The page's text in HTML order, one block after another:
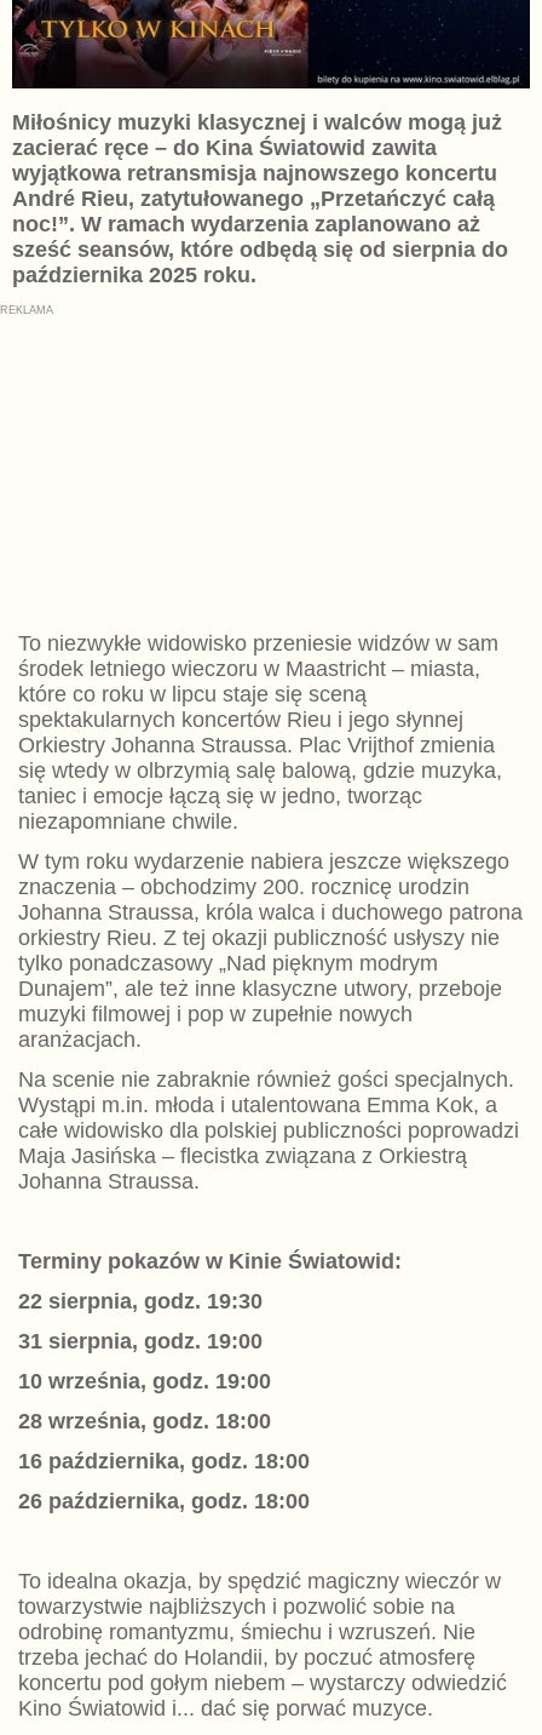
Miłośnicy muzyki klasycznej i walców mogą już
zacierać ręce – do Kina Światowid zawita
wyjątkowa retransmisja najnowszego koncertu
André Rieu, zatytułowanego „Przetańczyć całą
noc!”. W ramach wydarzenia zaplanowano aż
sześć seansów, które odbędą się od sierpnia do
października 2025 roku.
To niezwykłe widowisko przeniesie widzów w sam
środek letniego wieczoru w Maastricht – miasta,
które co roku w lipcu staje się sceną
spektakularnych koncertów Rieu i jego słynnej
Orkiestry Johanna Straussa. Plac Vrijthof zmienia
się wtedy w olbrzymią salę balową, gdzie muzyka,
taniec i emocje łączą się w jedno, tworząc
niezapomniane chwile.
W tym roku wydarzenie nabiera jeszcze większego
znaczenia – obchodzimy 200. rocznicę urodzin
Johanna Straussa, króla walca i duchowego patrona
orkiestry Rieu. Z tej okazji publiczność usłyszy nie
tylko ponadczasowy „Nad pięknym modrym
Dunajem”, ale też inne klasyczne utwory, przeboje
muzyki filmowej i pop w zupełnie nowych
aranżacjach.
Na scenie nie zabraknie również gości specjalnych.
Wystąpi m.in. młoda i utalentowana Emma Kok, a
całe widowisko dla polskiej publiczności poprowadzi
Maja Jasińska – flecistka związana z Orkiestrą
Johanna Straussa.
Terminy pokazów w Kinie Światowid:
22 sierpnia, godz. 19:30
31 sierpnia, godz. 19:00
10 września, godz. 19:00
28 września, godz. 18:00
16 października, godz. 18:00
26 października, godz. 18:00
To idealna okazja, by spędzić magiczny wieczór w
towarzystwie najbliższych i pozwolić sobie na
odrobinę romantyzmu, śmiechu i wzruszeń. Nie
trzeba jechać do Holandii, by poczuć atmosferę
koncertu pod gołym niebem – wystarczy odwiedzić
Kino Światowid i... dać się porwać muzyce.